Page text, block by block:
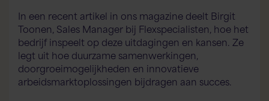
In een recent artikel in ons magazine deelt Birgit
Toonen, Sales Manager bij Flexspecialisten, hoe het
bedrijf inspeelt op deze uitdagingen en kansen. Ze
legt uit hoe duurzame samenwerkingen,
doorgroeimogelijkheden en innovatieve
arbeidsmarktoplossingen bijdragen aan succes.